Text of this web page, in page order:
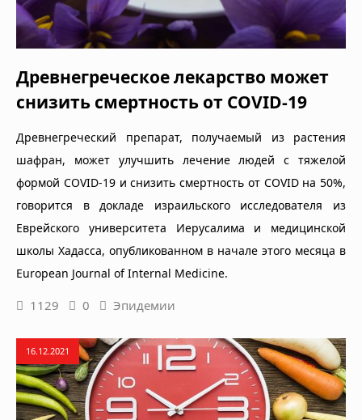
Древнегреческое лекарство может
снизить смертность от COVID-19
Древнегреческий препарат, получаемый из растения
шафран, может улучшить лечение людей с тяжелой
формой COVID-19 и снизить смертность от COVID на 50%,
говорится в докладе израильского исследователя из
Еврейского университета Иерусалима и медицинской
школы Хадасса, опубликованном в начале этого месяца в
European Journal of Internal Medicine.
1129 0 Эпидемии
16.12.2021